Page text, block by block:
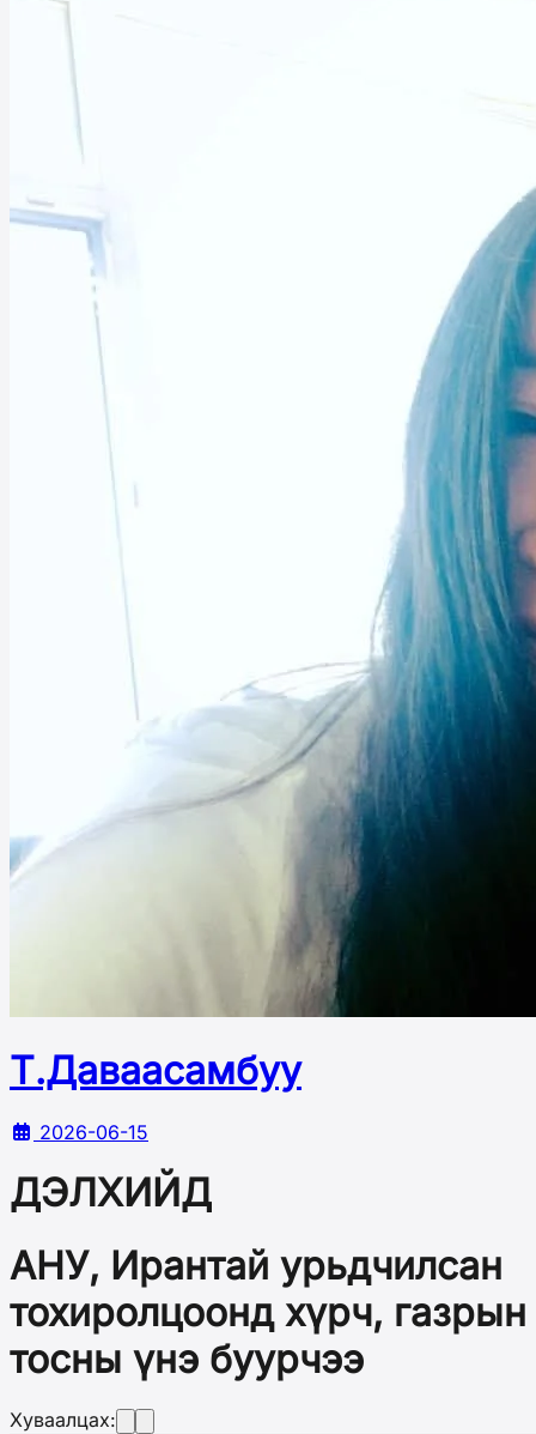
Т.Даваасамбуу
2026-06-15
ДЭЛХИЙД
АНУ, Ирантай урьдчилсан
тохиролцоонд хүрч, газрын
тосны үнэ буурчээ
Хуваалцах: